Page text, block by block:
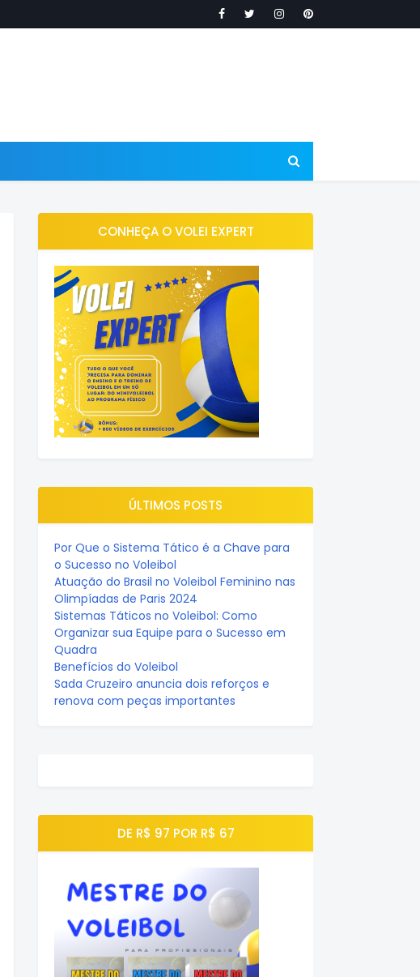
CONHEÇA O VOLEI EXPERT
ÚLTIMOS POSTS
Por Que o Sistema Tático é a Chave para
o Sucesso no Voleibol
Atuação do Brasil no Voleibol Feminino nas
Olimpíadas de Paris 2024
Sistemas Táticos no Voleibol: Como
Organizar sua Equipe para o Sucesso em
Quadra
Benefícios do Voleibol
Sada Cruzeiro anuncia dois reforços e
renova com peças importantes
DE R$ 97 POR R$ 67